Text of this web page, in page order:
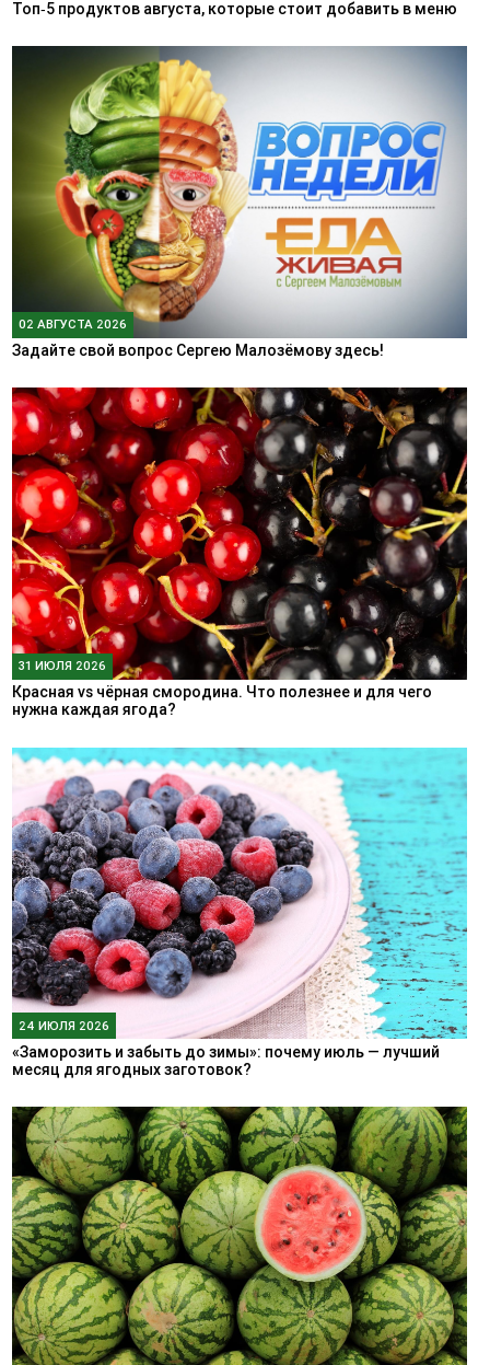
Топ‑5 продуктов августа, которые стоит добавить в меню
02 АВГУСТА 2026
Задайте свой вопрос Сергею Малозёмову здесь!
31 ИЮЛЯ 2026
Красная vs чёрная смородина. Что полезнее и для чего
нужна каждая ягода?
24 ИЮЛЯ 2026
«Заморозить и забыть до зимы»: почему июль — лучший
месяц для ягодных заготовок?